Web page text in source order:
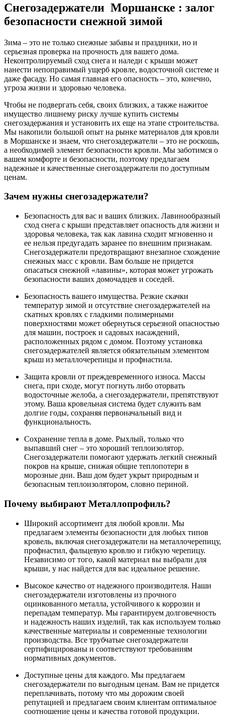
Снегозадержатели Моршанске : залог
безопасности снежной зимой
Зима – это не только снежные забавы и праздники, но и
серьезная проверка на прочность для вашего дома.
Неконтролируемый сход снега и наледи с крыши может
нанести непоправимый ущерб кровле, водосточной системе и
даже фасаду. Но самая главная его опасность – это, конечно,
угроза жизни и здоровью человека.
Чтобы не подвергать себя, своих близких, а также нажитое
имущество лишнему риску лучше купить системы
снегозадержания и установить их еще на этапе строительства.
Мы накопили большой опыт на рынке материалов для кровли
в Моршанске и знаем, что снегозадержатели – это не роскошь,
а необходимей элемент безопасности кровли. Мы заботимся о
вашем комфорте и безопасности, поэтому предлагаем
надежные и качественные снегозадержатели по доступным
ценам.
Зачем нужны снегозадержатели?
Безопасность для вас и ваших близких. Лавинообразный
сход снега с крыши представляет опасность для жизни и
здоровья человека, так как лавина сходит мгновенно и
ее нельзя предугадать заранее по внешним признакам.
Снегозадержатели предотвращают внезапное схождение
снежных масс с кровли. Вам больше не придется
опасаться снежной «лавины», которая может угрожать
безопасности ваших домочадцев и соседей.
Безопасность вашего имущества. Резкие скачки
температур зимой и отсутствие снегозадержателей на
скатных кровлях с гладкими полимерными
поверхностями может обернуться серьезной опасностью
для машин, построек и садовых насаждений,
расположенных рядом с домом. Поэтому установка
снегозадержателей является обязательным элементом
крыш из металлочерепицы и профнастила.
Защита кровли от преждевременного износа. Массы
снега, при сходе, могут погнуть либо оторвать
водосточные желоба, а снегозадержатели, препятствуют
этому. Ваша кровельная система будет служить вам
долгие годы, сохраняя первоначальный вид и
функциональность.
Сохранение тепла в доме. Рыхлый, только что
выпавший снег – это хороший теплоизолятор.
Снегозадержатели помогают удержать легкий снежный
покров на крыше, снижая общие теплопотери в
морозные дни. Ваш дом будет укрыт природным и
безопасным теплоизолятором, словно периной.
Почему выбирают Металлопрофиль?
Широкий ассортимент для любой кровли. Мы
предлагаем элементы безопасности для любых типов
кровель, включая снегозадержатели на металлочерепицу,
профнастил, фальцевую кровлю и гибкую черепицу.
Независимо от того, какой материал вы выбрали для
крыши, у нас найдется для вас идеальное решение.
Высокое качество от надежного производителя. Наши
снегозадержатели изготовлены из прочного
оцинкованного металла, устойчивого к коррозии и
перепадам температур. Мы гарантируем долговечность
и надежность наших изделий, так как используем только
качественные материалы и современные технологии
производства. Все трубчатые снегозадержатели
сертифицированы и соответствуют требованиям
нормативных документов.
Доступные цены для каждого. Мы предлагаем
снегозадержатели по выгодным ценам. Вам не придется
переплачивать, потому что мы дорожим своей
репутацией и предлагаем своим клиентам оптимальное
соотношение цены и качества готовой продукции.